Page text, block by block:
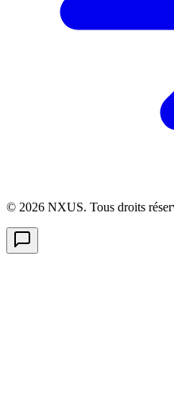
© 2026 NXUS. Tous droits